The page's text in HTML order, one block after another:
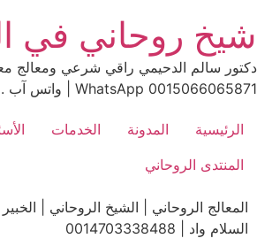
to
content
شيخ روحاني في
دكتور سالم الدحيمي راقي شرعي ومعالج
0015066065871 WhatsApp | واتس آب .
الرئيسية المدونة الخدمات
المنتدى الروحاني
المعالج الروحاني | الشيخ الروحاني |
السلام واد | 0014703338488